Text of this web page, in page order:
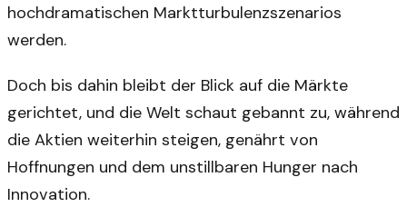
hochdramatischen Marktturbulenzszenarios
werden.
Doch bis dahin bleibt der Blick auf die Märkte
gerichtet, und die Welt schaut gebannt zu, während
die Aktien weiterhin steigen, genährt von
Hoffnungen und dem unstillbaren Hunger nach
Innovation.